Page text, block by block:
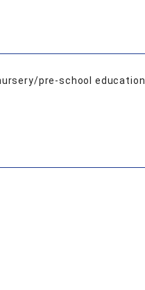
pre-school education